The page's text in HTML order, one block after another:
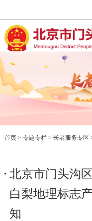
首页> 专题专栏> 长者服务专区
北京市门头沟
白梨地理标志
知